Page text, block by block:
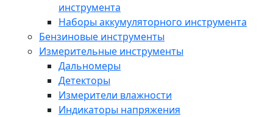
инструмента
Наборы аккумуляторного инструмента
Бензиновые инструменты
Измерительные инструменты
Дальномеры
Детекторы
Измерители влажности
Индикаторы напряжения